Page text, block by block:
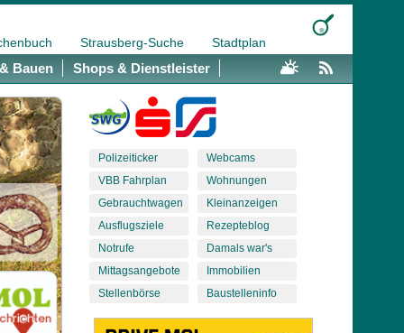
Strausberg-Suche Stadtplan
Bauen Shops & Dienstleister
Polizeiticker
VBB Fahrplan
Gebrauchtwagen
Ausflugsziele
Notrufe
Mittagsangebote
Stellenbörse
Webcams
Wohnungen
Kleinanzeigen
Rezepteblog
Damals war's
Immobilien
Baustelleninfo